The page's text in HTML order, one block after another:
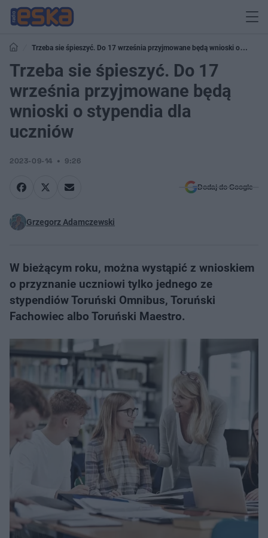
Trzeba sie śpieszyć. Do 17 września przyjmowane będą wnioski o
stypendia dla uczniów
Trzeba sie śpieszyć. Do 17
września przyjmowane będą
wnioski o stypendia dla
uczniów
2023-09-14 9:26
Dodaj do Google
Grzegorz Adamczewski
W bieżącym roku, można wystąpić z wnioskiem
o przyznanie uczniowi tylko jednego ze
stypendiów Toruński Omnibus, Toruński
Fachowiec albo Toruński Maestro.